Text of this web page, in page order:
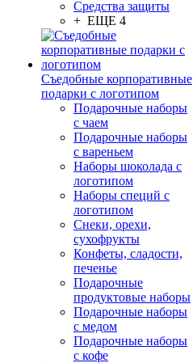
Средства защиты
+ ЕЩЕ 4
Съедобные корпоративные
подарки с логотипом
Подарочные наборы
с чаем
Подарочные наборы
с вареньем
Наборы шоколада с
логотипом
Наборы специй с
логотипом
Снеки, орехи,
сухофрукты
Конфеты, сладости,
печенье
Подарочные
продуктовые наборы
Подарочные наборы
с медом
Подарочные наборы
с кофе